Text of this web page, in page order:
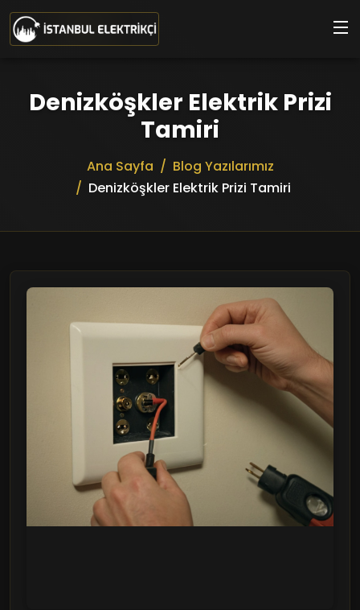
Ana içeriğe geç
Denizköşkler Elektrik Prizi
Tamiri
Ana Sayfa
Blog Yazılarımız
Denizköşkler Elektrik Prizi Tamiri